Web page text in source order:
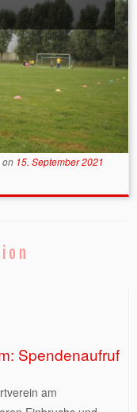
on 15. September 2021
Spendenaufruf
am